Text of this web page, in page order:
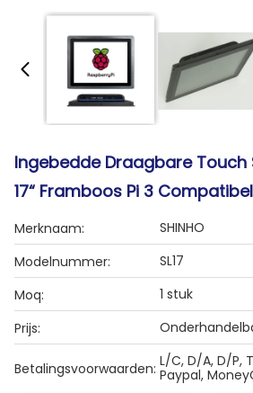
Ingebedde Draagbare
17“ Framboos Pi 3
Merknaam:
SHINHO
Modelnummer:
SL17
Moq:
1 stuk
Prijs:
Betalingsvoorwaarden: L/C, D/A, D/P,
Paypal,